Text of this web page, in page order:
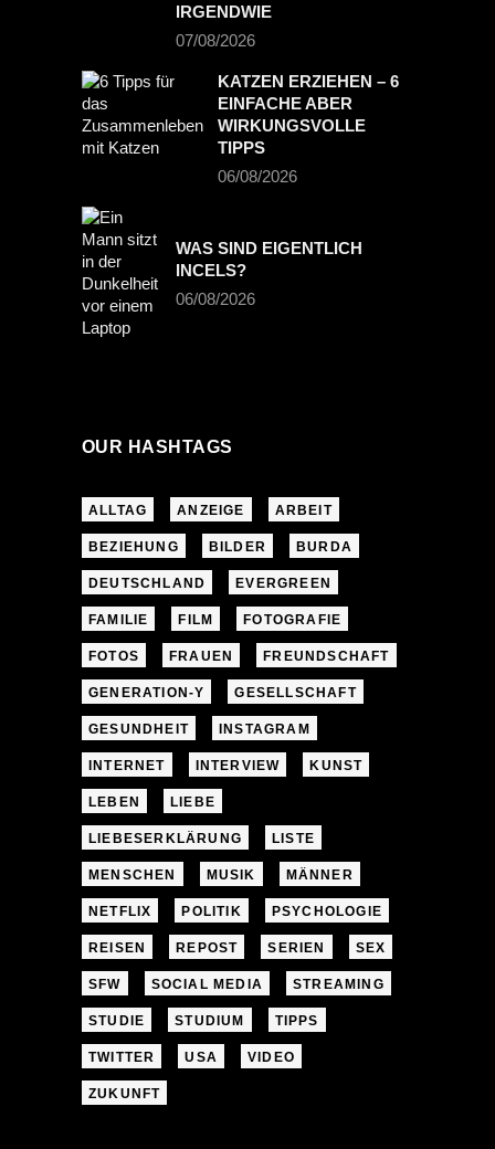
IRGENDWIE
07/08/2026
KATZEN ERZIEHEN – 6
EINFACHE ABER
WIRKUNGSVOLLE
TIPPS
06/08/2026
WAS SIND EIGENTLICH
INCELS?
06/08/2026
OUR HASHTAGS
ALLTAG ANZEIGE ARBEIT
BEZIEHUNG BILDER BURDA
DEUTSCHLAND EVERGREEN
FAMILIE FILM FOTOGRAFIE
FOTOS FRAUEN FREUNDSCHAFT
GENERATION-Y GESELLSCHAFT
GESUNDHEIT INSTAGRAM
INTERNET INTERVIEW KUNST
LEBEN LIEBE
LIEBESERKLÄRUNG LISTE
MENSCHEN MUSIK MÄNNER
NETFLIX POLITIK PSYCHOLOGIE
REISEN REPOST SERIEN SEX
SFW SOCIAL MEDIA STREAMING
STUDIE STUDIUM TIPPS
TWITTER USA VIDEO
ZUKUNFT